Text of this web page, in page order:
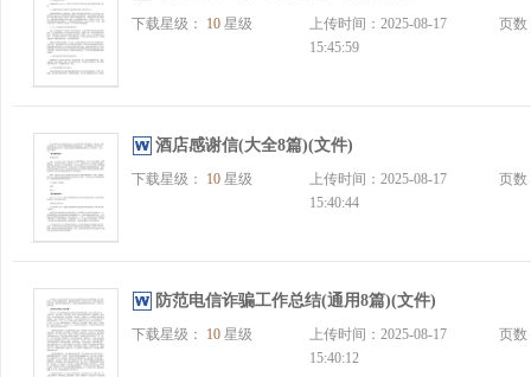
下载星级： 10 星级
上传时间：2025-08-17
15:45:59
页
酒店感谢信(大全8篇)(文件)
下载星级： 10 星级
上传时间：2025-08-17
15:40:44
页
防范电信诈骗工作总结(通用8篇)(文件)
下载星级： 10 星级
上传时间：2025-08-17
15:40:12
页